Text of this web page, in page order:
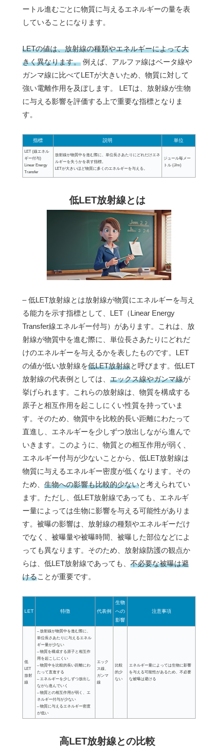
ートル進むごとに物質に与えるエネルギーの量を表
していることになります。
LETの値は、放射線の種類やエネルギーによって大
きく異なります。 例えば、アルファ線はベータ線や
ガンマ線に比べてLETが大きいため、物質に対して
強い電離作用を及ぼします。 LETは、放射線が生物
に与える影響を評価する上で重要な指標となりま
す。
指標 説明 単位
LET (線エネル
ギー付与)
Linear Energy
Transfer
放射線が物質中を進む際に、単位長さあたりにどれだけエネ
ルギーを失うかを表す指標。
LETが大きいほど物質に多くのエネルギーを与える。
ジュール毎メー
トル (J/m)
低LET放射線とは
– 低LET放射線とは放射線が物質にエネルギーを与え
る能力を示す指標として、LET（Linear Energy
Transfer線エネルギー付与）があります。これは、放
射線が物質中を進む際に、単位長さあたりにどれだ
けのエネルギーを与えるかを表したものです。LET
の値が低い放射線を低LET放射線と呼びます。低LET
放射線の代表例としては、 エックス線やガンマ線が
挙げられます。これらの放射線は、物質を構成する
原子と相互作用を起こしにくい性質を持っていま
す。そのため、物質中を比較的長い距離にわたって
直進し、エネルギーを少しずつ放出しながら進んで
いきます。このように、物質との相互作用が弱く、
エネルギー付与が少ないことから、低LET放射線は
物質に与えるエネルギー密度が低くなります。その
ため、 生物への影響も比較的少ないと考えられてい
ます。ただし、低LET放射線であっても、エネルギ
ー量によっては生物に影響を与える可能性がありま
す。被曝の影響は、放射線の種類やエネルギーだけ
でなく、被曝量や被曝時間、被曝した部位などによ
っても異なります。そのため、放射線防護の観点か
らは、低LET放射線であっても、 不必要な被曝は避
けることが重要です。
LET 特徴 代表例
生物
への
影響
注意事項
低
LET
放射
線
– 放射線が物質中を進む際に、
単位長さあたりに与えるエネル
ギー量が少ない
– 物質を構成する原子と相互作
用を起こしにくい
– 物質中を比較的長い距離にわ
たって直進する
– エネルギーを少しずつ放出し
ながら進んでいく
– 物質との相互作用が弱く、エ
ネルギー付与が少ない
– 物質に与えるエネルギー密度
が低い
エック
ス線、
ガンマ
線
比較
的少
ない
エネルギー量によっては生物に影響
を与える可能性があるため、不必要
な被曝は避ける
高LET放射線との比較